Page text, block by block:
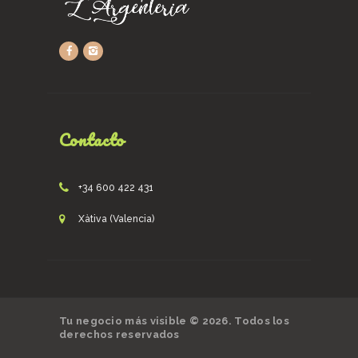
Contacto
+34 600 422 431
Xàtiva (Valencia)
Tu negocio más visible © 2026. Todos los
derechos reservados